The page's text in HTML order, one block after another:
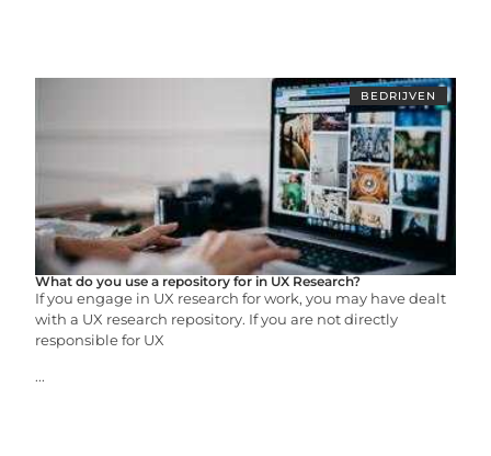
BEDRIJVEN
What do you use a repository for in UX Research?
If you engage in UX research for work, you may have dealt
with a UX research repository. If you are not directly
responsible for UX
...